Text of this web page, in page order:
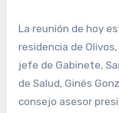
La reunión de hoy
residencia de
jefe de Gabinete,
de Salud, Ginés
consejo asesor